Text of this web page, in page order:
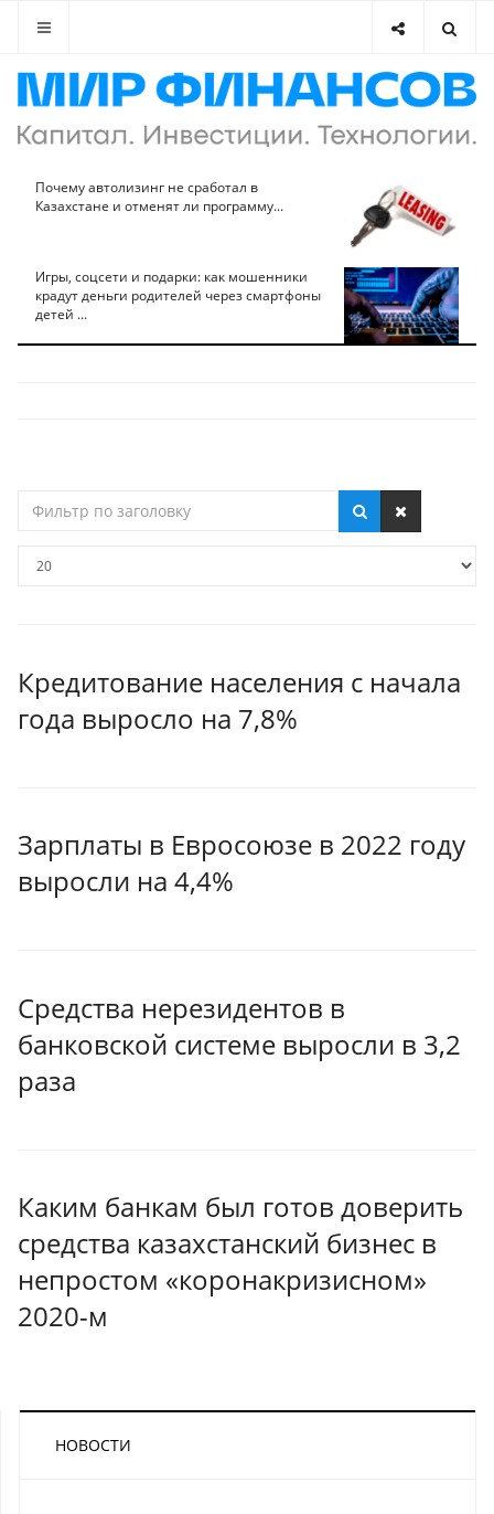
Почему автолизинг не сработал в
Казахстане и отменят ли программу...
Игры, соцсети и подарки: как мошенники
крадут деньги родителей через смартфоны
детей ...
по
Кредитование населения с начала
года выросло на 7,8%
Зарплаты в Евросоюзе в 2022 году
выросли на 4,4%
Средства нерезидентов в
банковской системе выросли в 3,2
раза
Каким банкам был готов доверить
средства казахстанский бизнес в
непростом «коронакризисном»
2020-м
НОВОСТИ